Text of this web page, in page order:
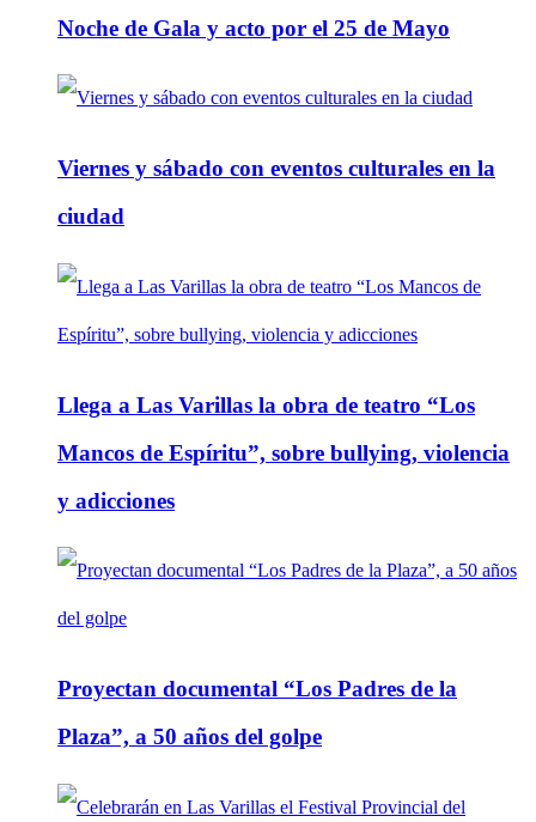
Noche de Gala y acto por el 25 de Mayo
Viernes y sábado con eventos culturales en la
ciudad
Llega a Las Varillas la obra de teatro “Los
Mancos de Espíritu”, sobre bullying, violencia
y adicciones
Proyectan documental “Los Padres de la
Plaza”, a 50 años del golpe